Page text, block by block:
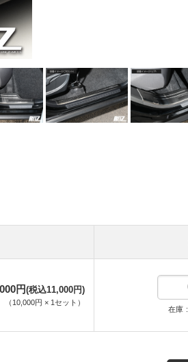
円(税込11,000円)
（ 10,000円 × 1セット ）
在庫